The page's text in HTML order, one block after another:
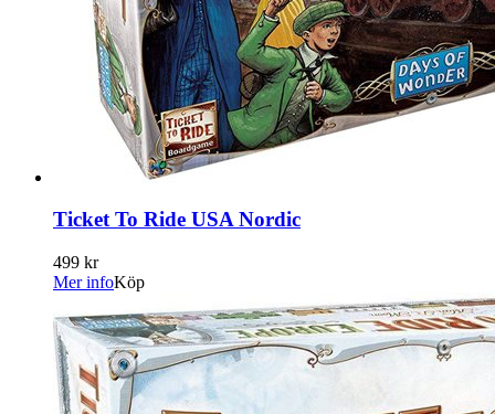
Ticket To Ride USA Nordic
499 kr
Mer infoKöp